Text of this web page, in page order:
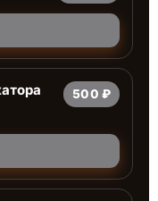
500 ₽